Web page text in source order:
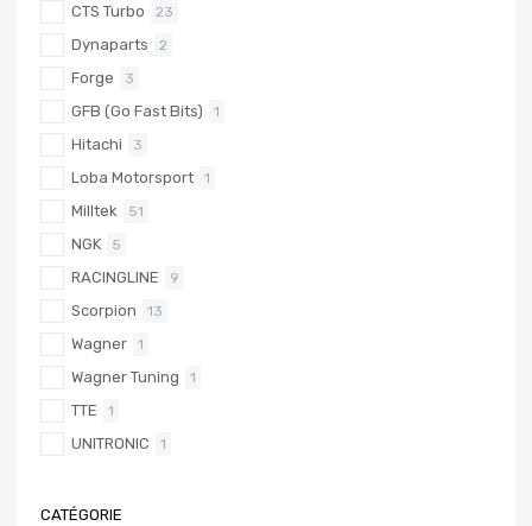
CTS Turbo 23
Dynaparts 2
Forge 3
GFB (Go Fast Bits) 1
Hitachi 3
Loba Motorsport 1
Milltek 51
NGK 5
RACINGLINE 9
Scorpion 13
Wagner 1
Wagner Tuning 1
TTE 1
UNITRONIC 1
CATÉGORIE